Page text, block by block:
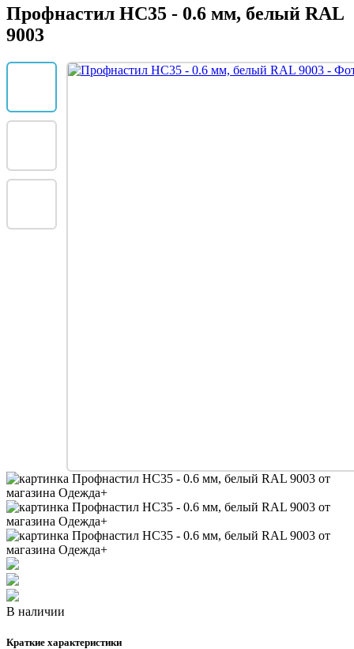
Профнастил НС35 - 0.6 мм, белый RAL
9003
В наличии
Краткие характеристики